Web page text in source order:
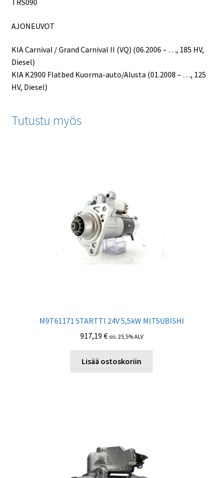
AJONEUVOT
KIA Carnival / Grand Carnival II (VQ) (06.2006 – …, 185 HV,
Diesel)
KIA K2900 Flatbed Kuorma-auto/Alusta (01.2008 – …, 125
HV, Diesel)
Tutustu myös
M9T61171 STARTTI 24V 5,5kW MITSUBISHI
917,19 € sis. 25,5% ALV
Lisää ostoskoriin